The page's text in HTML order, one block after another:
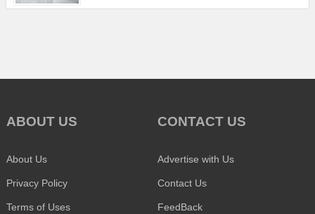
ABOUT US
About Us
Privacy Policy
Terms of Uses
CONTACT US
Advertise with Us
Contact Us
FeedBack